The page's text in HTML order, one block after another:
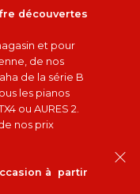
découvertes
et pour
de nos
de la série B
les pianos
ou AURES 2.
nos prix
à partir